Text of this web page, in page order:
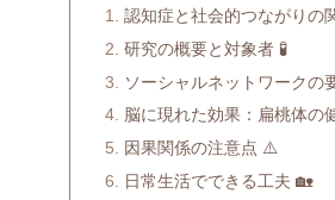
認知症と社会的つながりの
研究の概要と対象者 🧪
ソーシャルネットワークの
脳に現れた効果：扁桃体の
因果関係の注意点 ⚠️
日常生活でできる工夫 🏡